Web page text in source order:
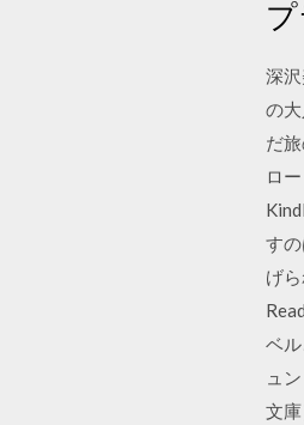
深
の
だ
ロ
す
げ
ベ
ュ
文